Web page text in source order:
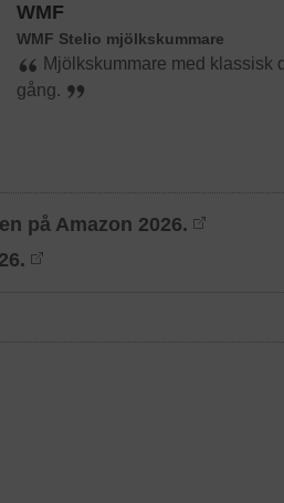
WMF
WMF Stelio mjölkskummare
Mjölkskummare med klassisk
gång.
på Amazon 2026.